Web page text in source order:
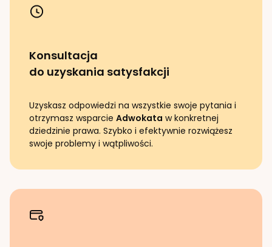
Konsultacja
do uzyskania satysfakcji
Uzyskasz odpowiedzi na wszystkie swoje pytania i
otrzymasz wsparcie Adwokata w konkretnej
dziedzinie prawa. Szybko i efektywnie rozwiążesz
swoje problemy i wątpliwości.